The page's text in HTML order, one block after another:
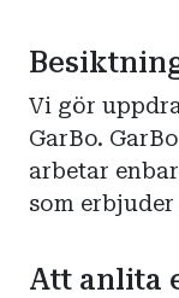
Vi gör
GarBo.
arbetar
som
Att anlita